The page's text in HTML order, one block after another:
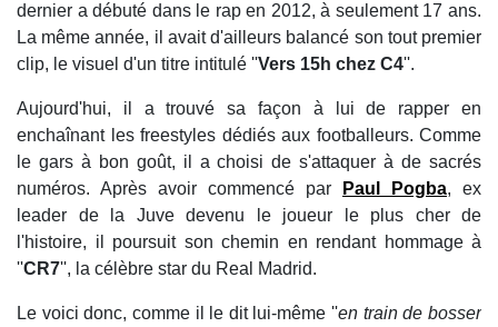
dernier a débuté dans le rap en 2012, à seulement 17 ans.
La même année, il avait d'ailleurs balancé son tout premier
clip, le visuel d'un titre intitulé ''Vers 15h chez C4''.
Aujourd'hui, il a trouvé sa façon à lui de rapper en
enchaînant les freestyles dédiés aux footballeurs. Comme
le gars à bon goût, il a choisi de s'attaquer à de sacrés
numéros. Après avoir commencé par
Paul Pogba, ex
leader de la Juve devenu le joueur le plus cher de
l'histoire, il poursuit son chemin en rendant hommage à
''CR7'', la célèbre star du Real Madrid.
Le voici donc, comme il le dit lui-même ''en train de bosser